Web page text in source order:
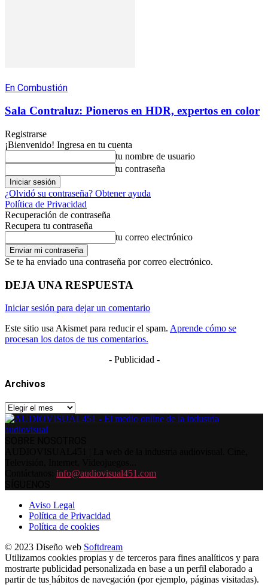
En Combustión
Sala Contraluz: Pioneros en HDR, expertos en color
Registrarse
¡Bienvenido! Ingresa en tu cuenta
tu nombre de usuario
tu contraseña
¿Olvidó su contraseña? Obtener ayuda
Política de Privacidad
Recuperación de contraseña
Recupera tu contraseña
tu correo electrónico
Se te ha enviado una contraseña por correo electrónico.
DEJA UNA RESPUESTA
Iniciar sesión para dejar un comentario
Este sitio usa Akismet para reducir el spam. Aprende cómo se
procesan los datos de tus comentarios.
- Publicidad -
Archivos
Archivos
info@audiovisual451.com
Aviso Legal
Política de Privacidad
Política de cookies
© 2023 Diseño web Softdream
Utilizamos cookies propias y de terceros para fines analíticos y para
mostrarte publicidad personalizada en base a un perfil elaborado a
partir de tus hábitos de navegación (por ejemplo, páginas visitadas).